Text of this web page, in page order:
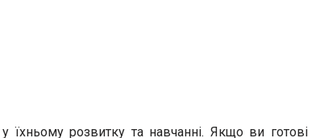
розвитку та навчанні. Якщо ви готові